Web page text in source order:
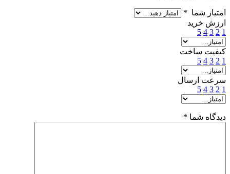
امتیاز شما *
ارزش خرید
1
2
3
4
5
کیفیت ساخت
1
2
3
4
5
سرعت ارسال
1
2
3
4
5
دیدگاه شما *